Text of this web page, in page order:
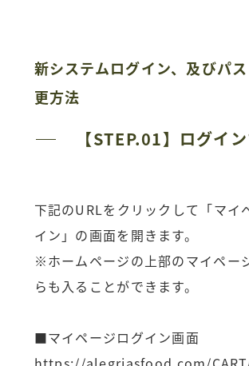
新システムログイン、及びパ
更方法
【STEP.01】ログイ
下記のURLをクリックして「マイ
イン」の画面を開きます。
※ホームページの上部のマイペー
らも入ることができます。
■マイページログイン画面